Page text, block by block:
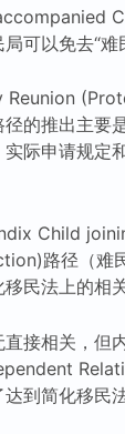
可以免去“难
Reunion
径的推出主要
际申请规定
Child
路径（难
民法上的相
接相关，但
到简化移民